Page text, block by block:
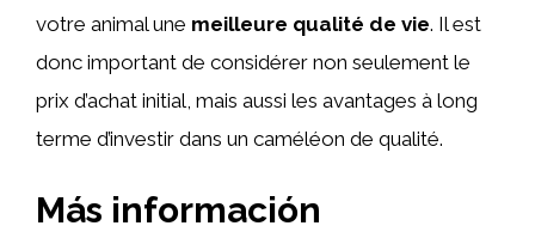
votre animal une meilleure qualité de vie. Il est
donc important de considérer non seulement le
prix d’achat initial, mais aussi les avantages à long
terme d’investir dans un caméléon de qualité.
Más información